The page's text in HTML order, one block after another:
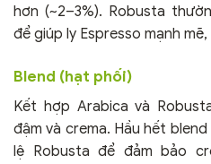
hơn (~2–3%). Robusta
để giúp ly Espresso mạnh
Blend (hạt phối)
Kết hợp Arabica và
đậm và crema. Hầu hết
lệ Robusta để đảm bảo